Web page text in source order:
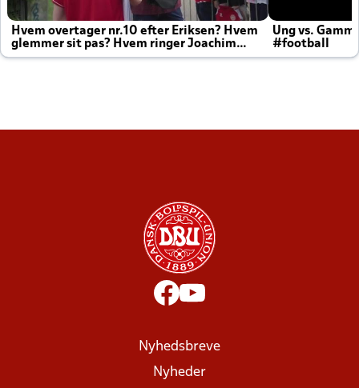
Hvem overtager nr.10 efter Eriksen? Hvem
glemmer sit pas? Hvem ringer Joachim
altid til efter kampe?
Ung vs.
#football
Nyhedsbreve
Nyheder